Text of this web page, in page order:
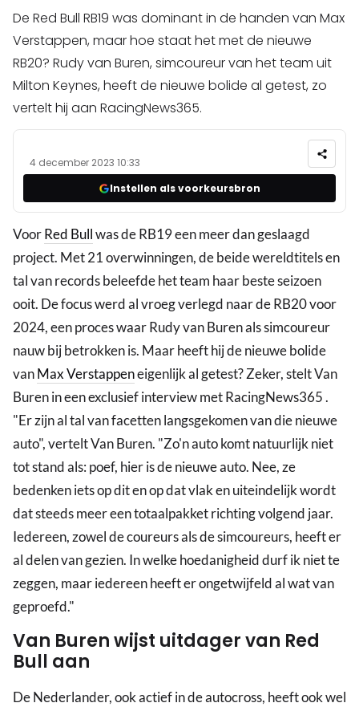
De Red Bull RB19 was dominant in de handen van Max
Verstappen, maar hoe staat het met de nieuwe
RB20? Rudy van Buren, simcoureur van het team uit
Milton Keynes, heeft de nieuwe bolide al getest, zo
vertelt hij aan RacingNews365.
4 december 2023 10:33
Instellen als voorkeursbron
VoorRed Bullwas de RB19 een meer dan geslaagd
project. Met 21 overwinningen, de beide wereldtitels en
tal van records beleefde het team haar beste seizoen
ooit. De focus werd al vroeg verlegd naar de RB20 voor
2024, een proces waar Rudy van Buren als simcoureur
nauw bij betrokken is. Maar heeft hij de nieuwe bolide
vanMax Verstappeneigenlijk al getest? Zeker, stelt Van
Buren in een exclusief interview met RacingNews365 .
"Er zijn al tal van facetten langsgekomen van die nieuwe
auto", vertelt Van Buren. "Zo'n auto komt natuurlijk niet
tot stand als: poef, hier is de nieuwe auto. Nee, ze
bedenken iets op dit en op dat vlak en uiteindelijk wordt
dat steeds meer een totaalpakket richting volgend jaar.
Iedereen, zowel de coureurs als de simcoureurs, heeft er
al delen van gezien. In welke hoedanigheid durf ik niet te
zeggen, maar iedereen heeft er ongetwijfeld al wat van
geproefd."
Van Buren wijst uitdager van Red
Bull aan
De Nederlander, ook actief in de autocross, heeft ook wel